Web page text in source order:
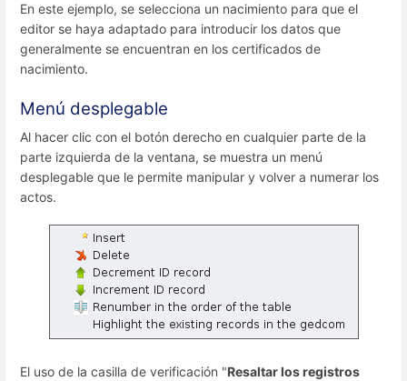
En este ejemplo, se selecciona un nacimiento para que el
editor se haya adaptado para introducir los datos que
generalmente se encuentran en los certificados de
nacimiento.
Menú desplegable
Al hacer clic con el botón derecho en cualquier parte de la
parte izquierda de la ventana, se muestra un menú
desplegable que le permite manipular y volver a numerar los
actos.
El uso de la casilla de verificación "Resaltar los registros